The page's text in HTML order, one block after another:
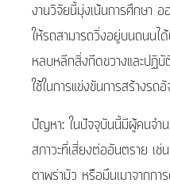
งานวิจัยนี้มุ่งเน้นการศึกษา
ให้รถสามารถวิ่งอยู่บนถนนไ
หลบหลีกสิ่งกีดขวางและปฏิบั
ใช้ในการแข่งขันการสร้างรถ
ปัญหา: ในปัจจุบันนี้มีผู้คนจำ
สภาวะที่เสี่ยงต่ออันตราย เ
ตาพร่ามัว หรือมึนเมาจากก